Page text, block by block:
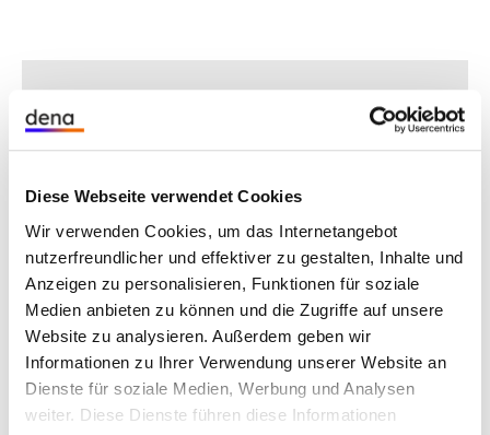
Diese Webseite verwendet Cookies
Wir verwenden Cookies, um das Internetangebot
nutzerfreundlicher und effektiver zu gestalten, Inhalte und
Anzeigen zu personalisieren, Funktionen für soziale
Medien anbieten zu können und die Zugriffe auf unsere
Website zu analysieren. Außerdem geben wir
Informationen zu Ihrer Verwendung unserer Website an
Dienste für soziale Medien, Werbung und Analysen
weiter. Diese Dienste führen diese Informationen
Dauer:2:10
Themen: Kommunen, Wärmewende,
Gebäude & Räume umbauen
Link zur Projektseite
Akteursbeteiligung in der
Kommunalen Wärmeplanung